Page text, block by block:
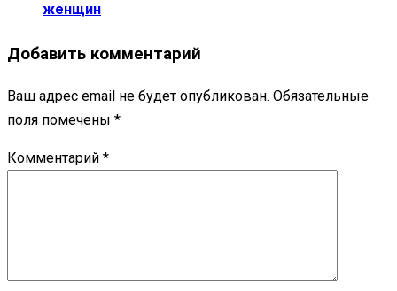
женщин
Добавить комментарий
Ваш адрес email не будет опубликован. Обязательные
поля помечены *
Комментарий *